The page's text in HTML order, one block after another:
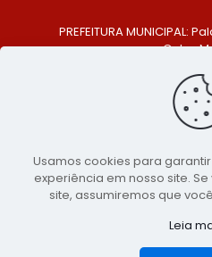
PREFEITURA MUNICIPAL:
Celso
Centro, São Bento do Una
TELEFONE:
E-MAIL:
Copyright 2021-2026 -
Prefeitura de São
publicidade
Usamos cookies para
experiência em nosso site.
site, assumiremos que
Leia